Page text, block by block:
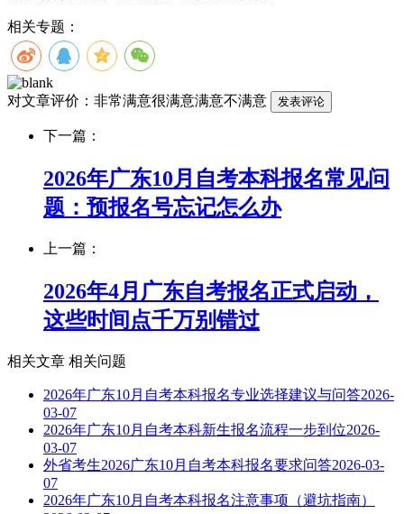
相关专题：
对文章评价： 非常满意很满意满意不满意
下一篇：
2026年广东10月自考本科报名常见问
题：预报名号忘记怎么办
上一篇：
2026年4月广东自考报名正式启动，
这些时间点千万别错过
相关文章 相关问题
2026年广东10月自考本科报名专业选择建议与问答2026-
03-07
2026年广东10月自考本科新生报名流程一步到位2026-
03-07
外省考生2026广东10月自考本科报名要求问答2026-03-
07
2026年广东10月自考本科报名注意事项（避坑指南）